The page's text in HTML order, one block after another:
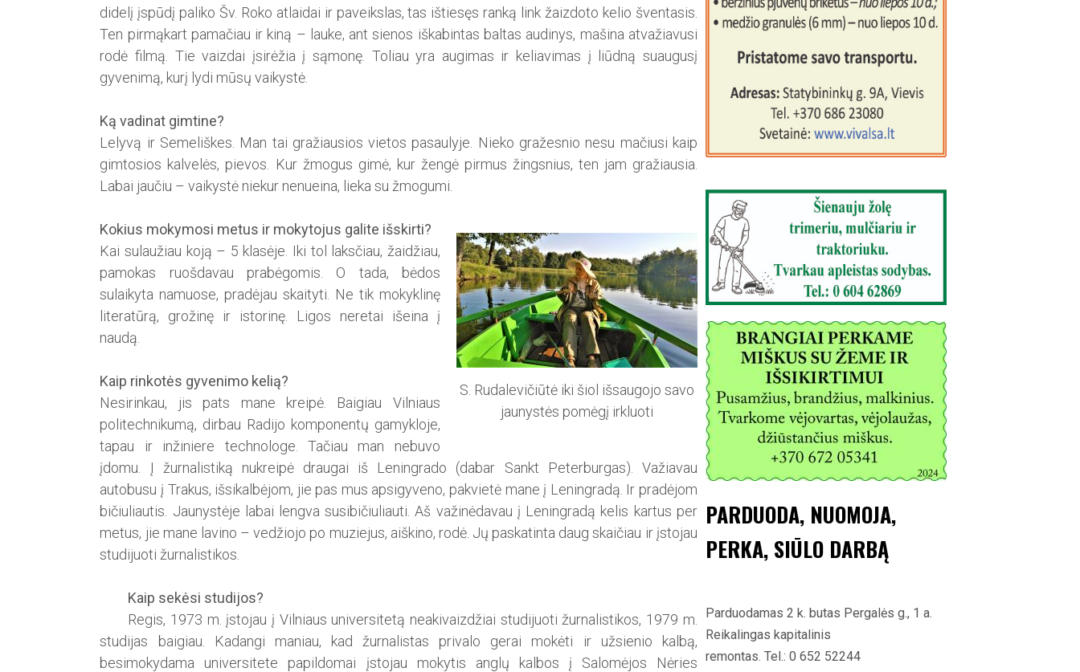
didelį įspūdį paliko Šv. Roko atlaidai ir paveikslas, tas ištiesęs ranką link žaizdoto kelio šventasis.
Ten pirmąkart pamačiau ir kiną – lauke, ant sienos iškabintas baltas audinys, mašina atvažiavusi
rodė filmą. Tie vaizdai įsirėžia į sąmonę. Toliau yra augimas ir keliavimas į liūdną suaugusį
gyvenimą, kurį lydi mūsų vaikystė.
Ką vadinat gimtine?
Lelyvą ir Semeliškes. Man tai gražiausios vietos pasaulyje. Nieko gražesnio nesu mačiusi kaip
gimtosios kalvelės, pievos. Kur žmogus gimė, kur žengė pirmus žingsnius, ten jam gražiausia.
Labai jaučiu – vaikystė niekur nenueina, lieka su žmogumi.
S. Rudalevičiūtė iki šiol išsaugojo savo
jaunystės pomėgį irkluoti
Kokius mokymosi metus ir mokytojus galite išskirti?
Kai sulaužiau koją – 5 klasėje. Iki tol laksčiau, žaidžiau,
pamo­kas ruošdavau prabėgomis. O tada, bėdos
sulaikyta namuose, pradėjau skaityti. Ne tik mokyklinę
literatūrą, grožinę ir istorinę. Ligos neretai išeina į
naudą.
Kaip rinkotės gyvenimo kelią?
Nesirinkau, jis pats mane kreipė. Baigiau Vilniaus
politechnikumą, dirbau Radijo komponentų gamykloje,
tapau ir inžiniere technologe. Tačiau man nebuvo
įdomu. Į žurnalistiką nukreipė draugai iš Leningrado (dabar Sankt Peterburgas). Važiavau
autobusu į Trakus, išsikalbėjom, jie pas mus apsigyveno, pakvietė mane į Leningradą. Ir pradėjom
bičiuliautis. Jaunystėje labai lengva susibičiuliauti. Aš važinėdavau į Leningradą kelis kartus per
metus, jie mane lavino – vedžiojo po muziejus, aiškino, rodė. Jų paskatinta daug skaičiau ir įstojau
studijuoti žurnalistikos.
Kaip sekėsi studijos?
Regis, 1973 m. įstojau į Vilniaus universitetą neakivaizdžiai studi­juoti žurnalistikos, 1979 m.
studijas baigiau. Kadangi maniau, kad žurnalistas privalo gerai mokėti ir užsienio kalbą,
besimokydama universitete papildomai įstojau mokytis anglų kalbos į Salomėjos Nėries
PARDUODA, NUOMOJA,
PERKA, SIŪLO DARBĄ
Parduodamas 2 k. butas Pergalės g., 1 a.
Reikalingas kapitalinis
remontas. Tel.: 0 652 52244